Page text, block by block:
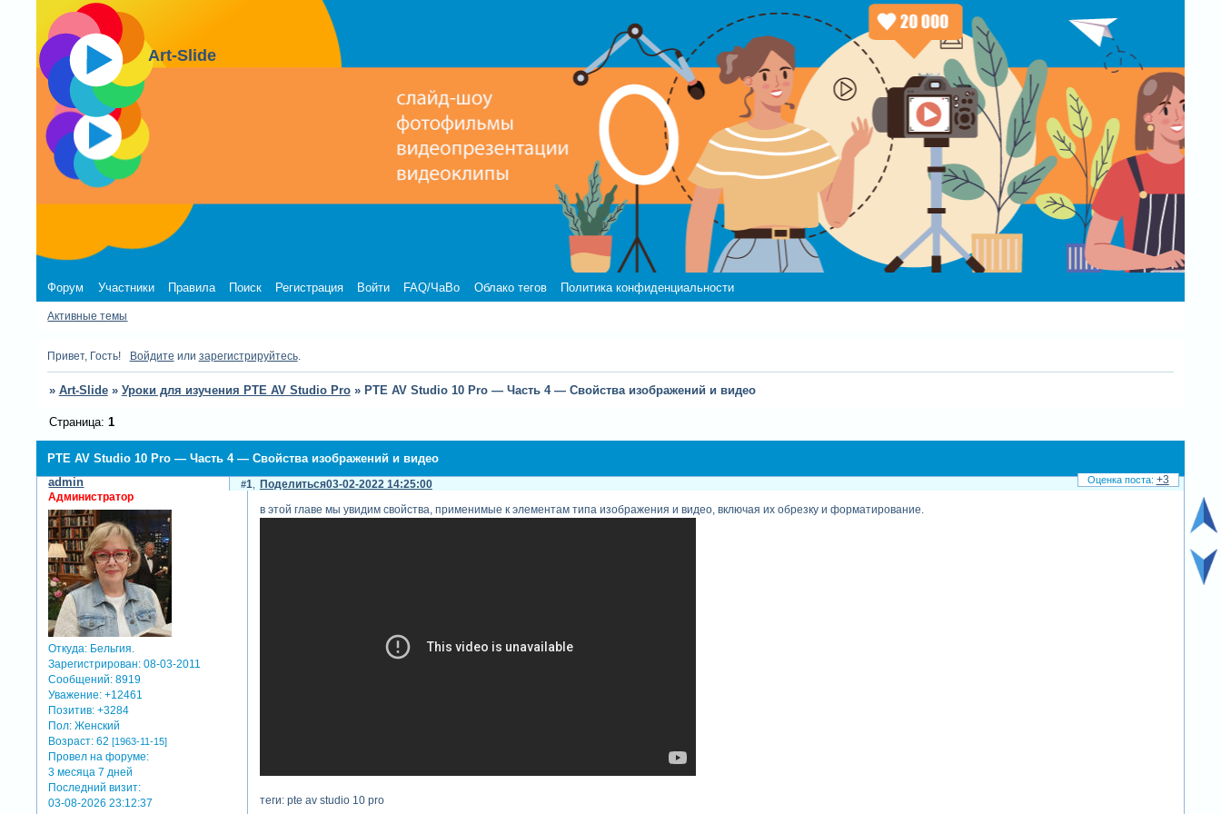
Art-Slide
Форум Участники Правила Поиск Регистрация Войти FAQ/ЧаВо Облако тегов Политика конфиденциальности
Активные темы
Привет, Гость! Войдите или зарегистрируйтесь.
» Art-Slide » Уроки для изучения PTE AV Studio Pro » PTE AV Studio 10 Pro — Часть 4 — Свойства изображений и видео
PTE AV Studio 10 Pro — Часть 4 — Свойства изображений и видео
Страница: 1
Поделиться
1 03-02-2022 14:25:00
admin
Администратор
Откуда: Бельгия.
Зарегистрирован: 08-03-2011
Сообщений: 8919
Уважение: +12461
Позитив: +3284
Пол: Женский
Возраст: 62[1963-11-15]
Провел на форуме:
3 месяца 7 дней
Последний визит:
03-08-2026 23:12:37
в этой главе мы увидим свойства, применимые к элементам типа изображения и видео, включая их обрезку и форматирование.
теги: pte av studio 10 pro
+3